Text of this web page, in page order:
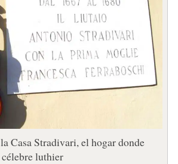
Casa Stradivari, el hogar donde
luthier